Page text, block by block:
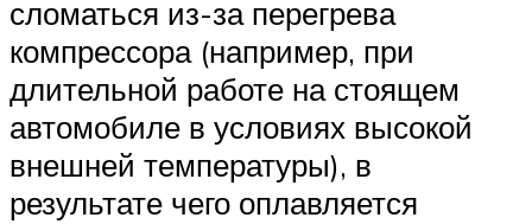
сломаться из-за перегрева
компрессора (например, при
длительной работе на стоящем
автомобиле в условиях высокой
внешней температуры), в
результате чего оплавляется